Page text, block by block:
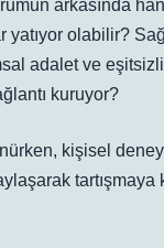
arkasında
yatıyor olabilir?
adalet ve
kuruyor?
kişisel
tartışmaya